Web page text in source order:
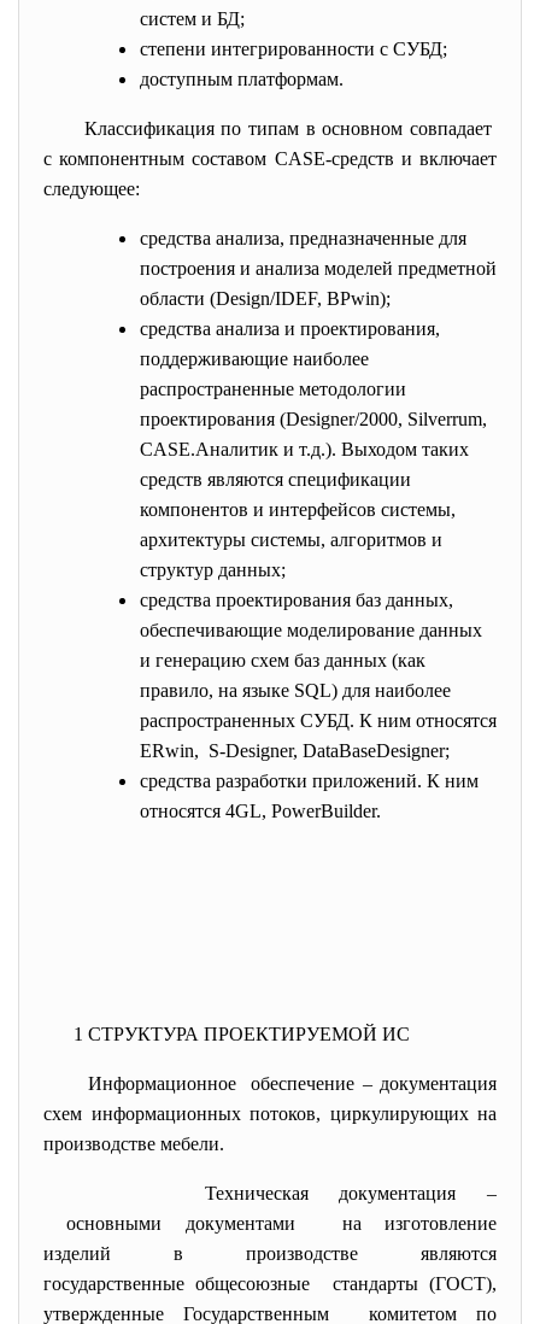
систем и БД;
степени интегрированности с СУБД;
доступным платформам.
Классификация по типам в основном совпадает
с компонентным составом CASE-средств и включает
следующее:
средства анализа, предназначенные для
построения и анализа моделей предметной
области (Design/IDEF, BPwin);
средства анализа и проектирования,
поддерживающие наиболее
распространенные методологии
проектирования (Designer/2000, Silverrum,
CASE.Аналитик и т.д.). Выходом таких
средств являются спецификации
компонентов и интерфейсов системы,
архитектуры системы, алгоритмов и
структур данных;
средства проектирования баз данных,
обеспечивающие моделирование данных
и генерацию схем баз данных (как
правило, на языке SQL) для наиболее
распространенных СУБД. К ним относятся
ERwin, S-Designer, DataBaseDesigner;
средства разработки приложений. К ним
относятся 4GL, PowerBuilder.
1 СТРУКТУРА ПРОЕКТИРУЕМОЙ ИС
Информационное обеспечение – документация
схем информационных потоков, циркулирующих на
производстве мебели.
Техническая документация –
основными документами на изготовление
изделий в производстве являются
государственные общесоюзные стандарты (ГОСТ),
утвержденные Государственным комитетом по